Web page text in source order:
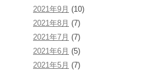
2021年9月 (10)
2021年8月 (7)
2021年7月 (7)
2021年6月 (5)
2021年5月 (7)